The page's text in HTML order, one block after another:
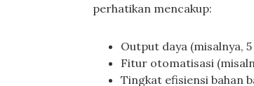
perhatikan mencakup:
Output daya (misalnya, 5
Fitur otomatisasi
Tingkat efisiensi bahan